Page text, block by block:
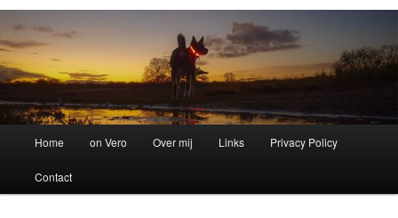
Home on Vero Over mij Links Privacy Policy
Contact